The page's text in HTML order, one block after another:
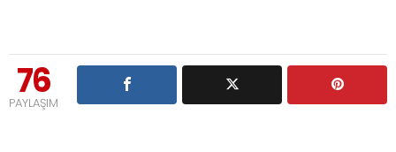
76
PAYLAŞIM